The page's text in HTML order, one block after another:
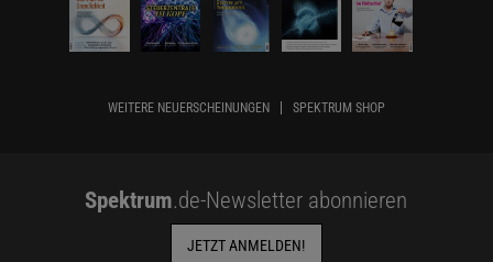
WEITERE NEUERSCHEINUNGEN SPEKTRUM SHOP
Spektrum.de-Newsletter abonnieren
JETZT ANMELDEN!